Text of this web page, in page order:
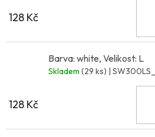
128 Kč
Barva: white, Velikost: L
Skladem (29 ks) |
128 Kč